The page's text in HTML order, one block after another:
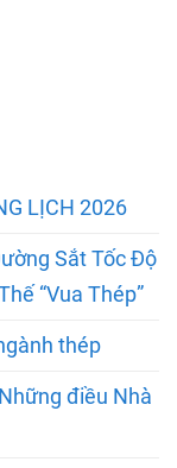
LỊCH 2026
Sắt Tốc Độ
“Vua Thép”
thép
điều Nhà